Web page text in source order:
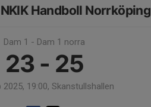
Handboll Norrköping
Dam 1 - Dam 1 norra
23 - 25
2025, 19:00, Skanstullshallen